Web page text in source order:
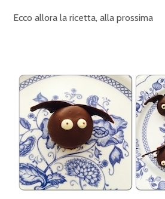
Ecco allora la ricetta, alla prossima